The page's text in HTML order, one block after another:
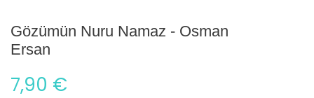
Gözümün Nuru Namaz - Osman
Ersan
7,90 €